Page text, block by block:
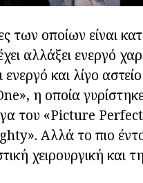
των οποίων είναι
αλλάξει ενεργό
ενεργό και λίγο
η οποία
του «Picture
Αλλά το πιο
χειρουργική και